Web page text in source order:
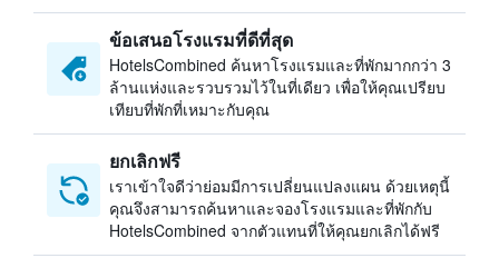
ข้อเสนอโรงแรมที่ดีที่สุด
HotelsCombined ค้นหาโรงแรมและที่พักมากกว่า 3
ล้านแห่งและรวบรวมไว้ในที่เดียว เพื่อให้คุณเปรียบ
เทียบที่พักที่เหมาะกับคุณ
ยกเลิกฟรี
เราเข้าใจดีว่าย่อมมีการเปลี่ยนแปลงแผน ด้วยเหตุนี้
คุณจึงสามารถค้นหาและจองโรงแรมและที่พักกับ
HotelsCombined จากตัวแทนที่ให้คุณยกเลิกได้ฟรี